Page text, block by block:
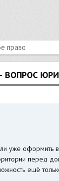
право
ВОПРОС
уже оформить в
перед
ещё